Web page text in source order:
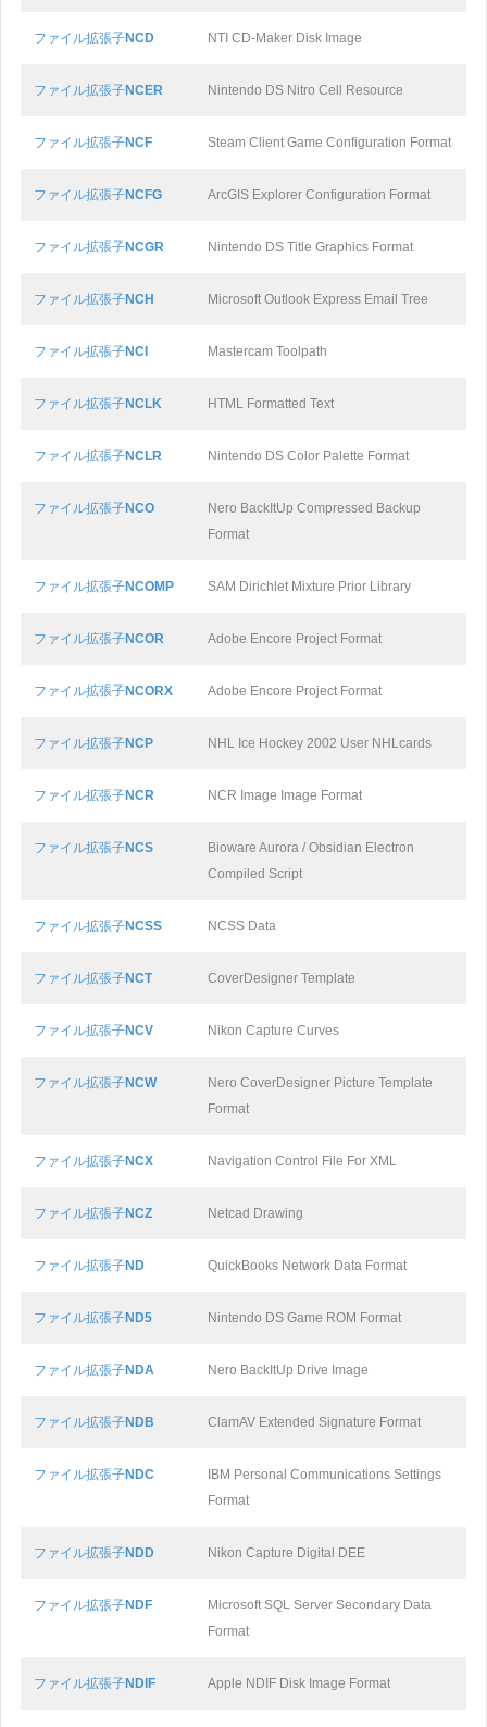
ファイル拡張子NCD NTI CD-Maker Disk Image
ファイル拡張子NCER Nintendo DS Nitro Cell Resource
ファイル拡張子NCF Steam Client Game Configuration Format
ファイル拡張子NCFG ArcGIS Explorer Configuration Format
ファイル拡張子NCGR Nintendo DS Title Graphics Format
ファイル拡張子NCH Microsoft Outlook Express Email Tree
ファイル拡張子NCI Mastercam Toolpath
ファイル拡張子NCLK HTML Formatted Text
ファイル拡張子NCLR Nintendo DS Color Palette Format
ファイル拡張子NCO
Nero BackItUp Compressed Backup
Format
ファイル拡張子NCOMP SAM Dirichlet Mixture Prior Library
ファイル拡張子NCOR Adobe Encore Project Format
ファイル拡張子NCORX Adobe Encore Project Format
ファイル拡張子NCP NHL Ice Hockey 2002 User NHLcards
ファイル拡張子NCR NCR Image Image Format
ファイル拡張子NCS
Bioware Aurora / Obsidian Electron
Compiled Script
ファイル拡張子NCSS NCSS Data
ファイル拡張子NCT CoverDesigner Template
ファイル拡張子NCV Nikon Capture Curves
ファイル拡張子NCW
Nero CoverDesigner Picture Template
Format
ファイル拡張子NCX Navigation Control File For XML
ファイル拡張子NCZ Netcad Drawing
ファイル拡張子ND QuickBooks Network Data Format
ファイル拡張子ND5 Nintendo DS Game ROM Format
ファイル拡張子NDA Nero BackItUp Drive Image
ファイル拡張子NDB ClamAV Extended Signature Format
ファイル拡張子NDC
IBM Personal Communications Settings
Format
ファイル拡張子NDD Nikon Capture Digital DEE
ファイル拡張子NDF
Microsoft SQL Server Secondary Data
Format
ファイル拡張子NDIF Apple NDIF Disk Image Format